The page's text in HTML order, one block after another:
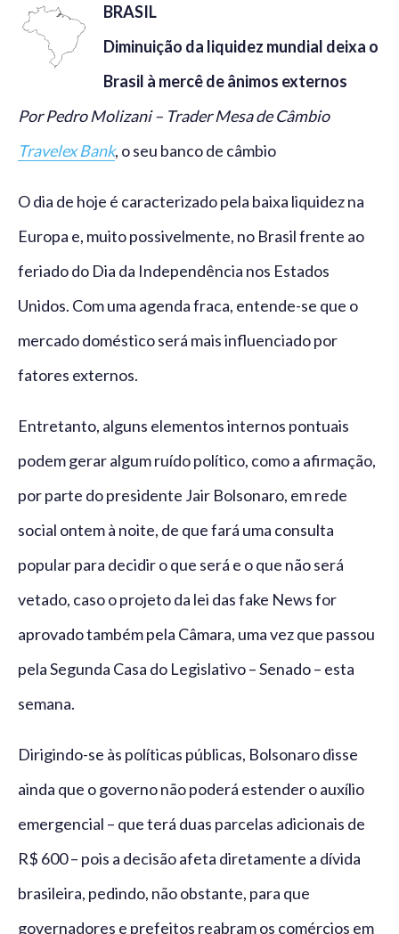
BRASIL
Diminuição da liquidez mundial deixa o
Brasil à mercê de ânimos externos
Por Pedro Molizani – Trader Mesa de Câmbio
Travelex Bank, o seu banco de câmbio
O dia de hoje é caracterizado pela baixa liquidez na
Europa e, muito possivelmente, no Brasil frente ao
feriado do Dia da Independência nos Estados
Unidos. Com uma agenda fraca, entende-se que o
mercado doméstico será mais influenciado por
fatores externos.
Entretanto, alguns elementos internos pontuais
podem gerar algum ruído político, como a afirmação,
por parte do presidente Jair Bolsonaro, em rede
social ontem à noite, de que fará uma consulta
popular para decidir o que será e o que não será
vetado, caso o projeto da lei das fake News for
aprovado também pela Câmara, uma vez que passou
pela Segunda Casa do Legislativo – Senado – esta
semana.
Dirigindo-se às políticas públicas, Bolsonaro disse
ainda que o governo não poderá estender o auxílio
emergencial – que terá duas parcelas adicionais de
R$ 600 – pois a decisão afeta diretamente a dívida
brasileira, pedindo, não obstante, para que
governadores e prefeitos reabram os comércios em